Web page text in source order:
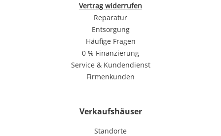
Vertrag widerrufen
Reparatur
Entsorgung
Häufige Fragen
0 % Finanzierung
Service & Kundendienst
Firmenkunden
Verkaufshäuser
Standorte